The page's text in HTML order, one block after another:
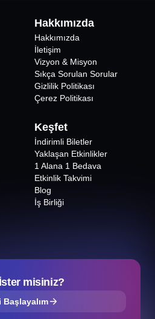
%18 İNDİRİMLİ
Hakkımızda
Hakkımızda
İletişim
Vizyon & Misyon
Sıkça Sorulan Sorular
Gizlilik Politikası
Çerez Politikası
Keşfet
İndirimli Biletler
Yaklaşan Etkinlikler
1 Alana 1 Bedava
Etkinlik Takvimi
Blog
İş Birliği
misiniz?
Başlayalım